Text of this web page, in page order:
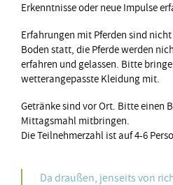
Erkenntnisse oder neue Impulse
Erfahrungen mit Pferden sind
Boden statt, die Pferde werden
erfahren und gelassen. Bitte
wetterangepasste Kleidung mit.
Getränke sind vor Ort. Bitte einen
Mittagsmahl mitbringen.
Die Teilnehmerzahl ist auf 4-6
Da draußen, jenseits von